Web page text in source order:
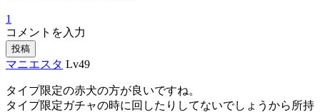
1
コメントを入力
投稿
マニエスタ Lv49
タイプ限定の赤犬の方が良いですね。
タイプ限定ガチャの時に回したりしてないでしょうから所持